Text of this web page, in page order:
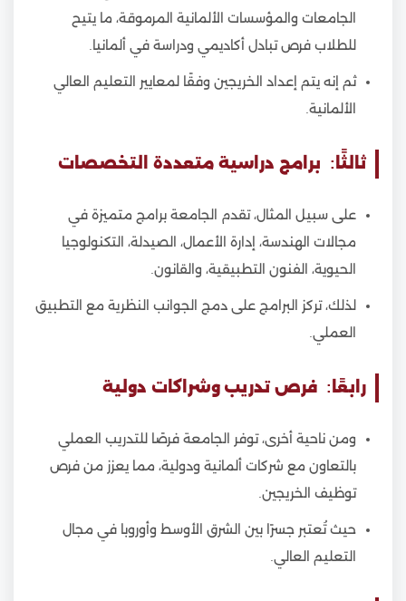
الجامعات والمؤسسات الألمانية المرموقة، ما يتيح
للطلاب فرص تبادل أكاديمي ودراسة في ألمانيا.
ثم إنه يتم إعداد الخريجين وفقًا لمعايير التعليم العالي
الألمانية.
ثالثًا: برامج دراسية متعددة التخصصات
على سبيل المثال، تقدم الجامعة برامج متميزة في
مجالات الهندسة، إدارة الأعمال، الصيدلة، التكنولوجيا
الحيوية، الفنون التطبيقية، والقانون.
لذلك، تركز البرامج على دمج الجوانب النظرية مع التطبيق
العملي.
رابعًا: فرص تدريب وشراكات دولية
ومن ناحية أخرى، توفر الجامعة فرصًا للتدريب العملي
بالتعاون مع شركات ألمانية ودولية، مما يعزز من فرص
توظيف الخريجين.
حيث تُعتبر جسرًا بين الشرق الأوسط وأوروبا في مجال
التعليم العالي.